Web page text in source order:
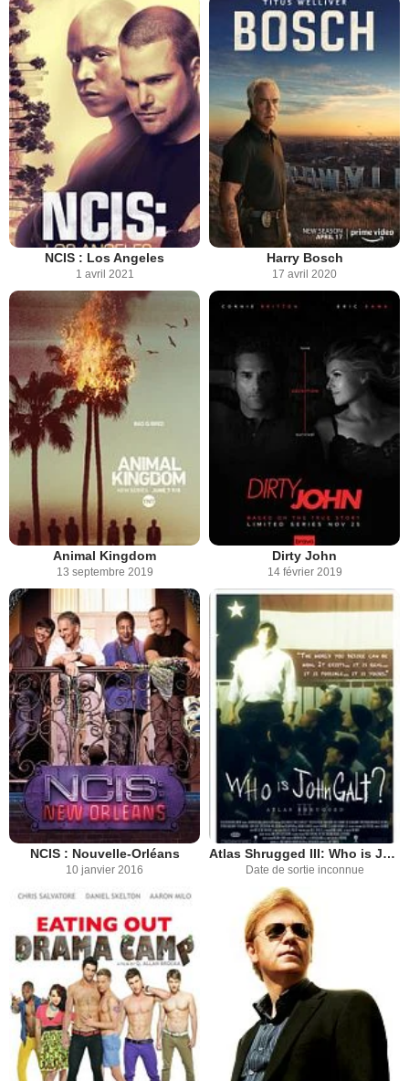
NCIS : Los Angeles
1 avril 2021
Harry Bosch
17 avril 2020
Animal Kingdom
13 septembre 2019
Dirty John
14 février 2019
NCIS : Nouvelle-Orléans
10 janvier 2016
Atlas Shrugged III: Who is John Galt?
Date de sortie inconnue